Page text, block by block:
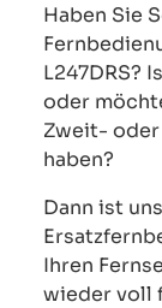
Haben Sie
L247DRS?
oder
Zweit- oder
haben?
Dann ist
Ihren
wieder voll